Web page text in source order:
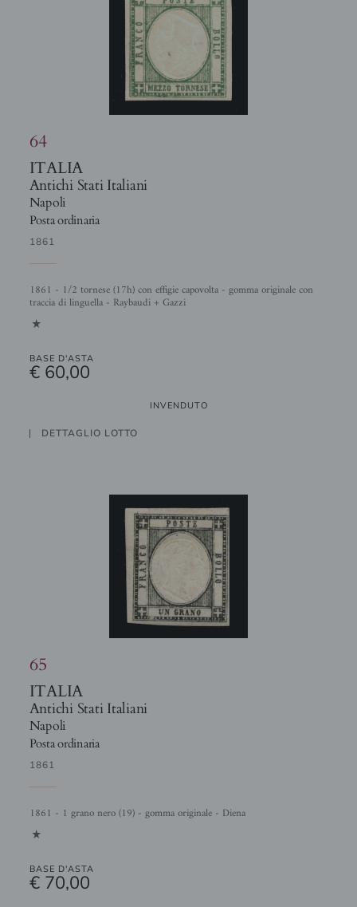
64
ITALIA
Antichi Stati Italiani
Napoli
Posta ordinaria
1861
1861 - 1/2 tornese (17h) con effigie capovolta - gomma originale con
traccia di linguella - Raybaudi + Gazzi
1
BASE D'ASTA
€ 60,00
INVENDUTO
DETTAGLIO LOTTO
65
ITALIA
Antichi Stati Italiani
Napoli
Posta ordinaria
1861
1861 - 1 grano nero (19) - gomma originale - Diena
1
BASE D'ASTA
€ 70,00